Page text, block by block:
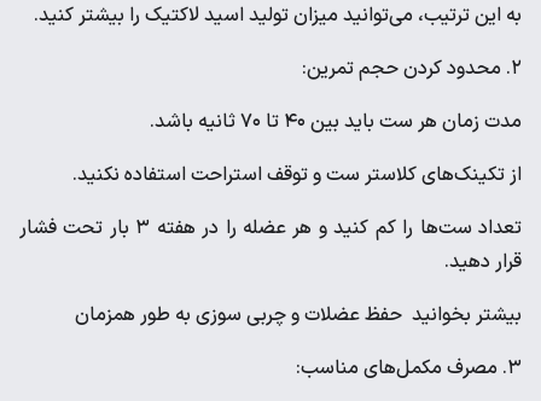
به این ترتیب، می‌توانید میزان تولید اسید لاکتیک را بیشتر کنید.
۲. محدود کردن حجم تمرین:
مدت زمان هر ست باید بین ۴۰ تا ۷۰ ثانیه باشد.
از تکینک‌های کلاستر ست و توقف استراحت استفاده نکنید.
تعداد ست‌ها را کم کنید و هر عضله را در هفته ۳ بار تحت فشار
قرار دهید.
بیشتر بخوانید حفظ عضلات و چربی سوزی به طور همزمان
۳. مصرف مکمل‌های مناسب: